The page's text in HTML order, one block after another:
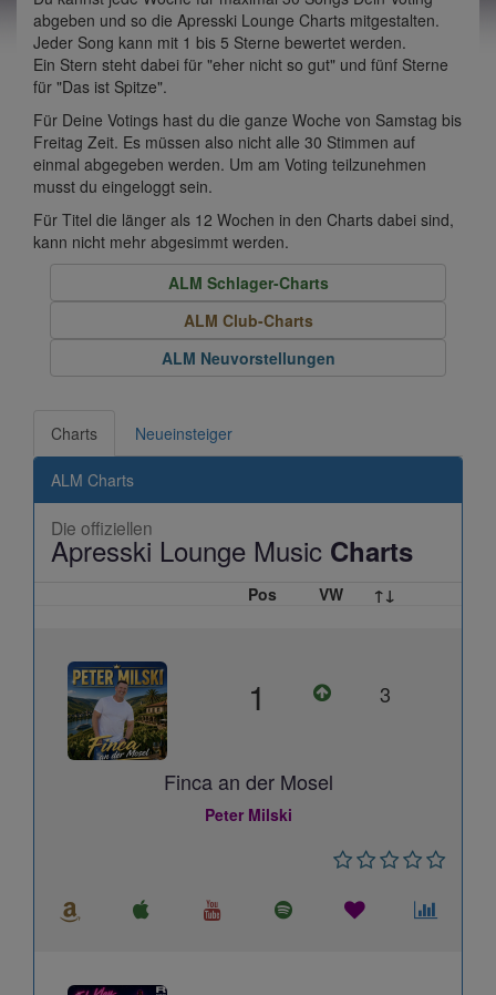
abgeben und so die Apresski Lounge Charts mitgestalten.
Jeder Song kann mit 1 bis 5 Sterne bewertet werden.
Ein Stern steht dabei für "eher nicht so gut" und fünf Sterne
für "Das ist Spitze".
Für Deine Votings hast du die ganze Woche von Samstag bis
Freitag Zeit. Es müssen also nicht alle 30 Stimmen auf
einmal abgegeben werden. Um am Voting teilzunehmen
musst du eingeloggt sein.
Für Titel die länger als 12 Wochen in den Charts dabei sind,
kann nicht mehr abgesimmt werden.
ALM Schlager-Charts
ALM Club-Charts
ALM Neuvorstellungen
Charts Neueinsteiger
ALM Charts
Die offiziellen
Apresski Lounge Music Charts
Pos VW ↑↓
1 3
Finca an der Mosel
Peter Milski